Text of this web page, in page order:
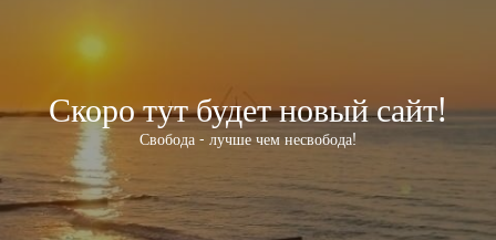
Скоро тут будет новый сайт!
Свобода - лучше чем несвобода!